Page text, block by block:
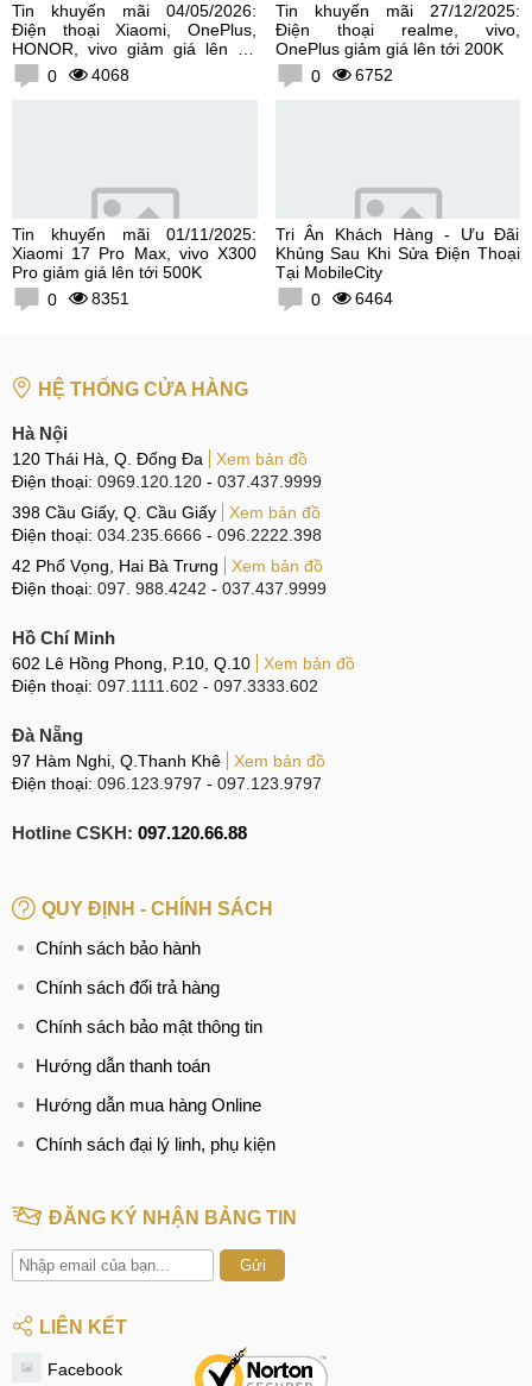
Tin khuyến mãi 04/05/2026:
Điện thoại Xiaomi, OnePlus,
HONOR, vivo giảm giá lên tới
300K0 4068
Tin khuyến mãi 27/12/2025:
Điện thoại realme, vivo,
OnePlus giảm giá lên tới 200K
0
6752
Tin khuyến mãi 01/11/2025:
Xiaomi 17 Pro Max, vivo X300
Pro giảm giá lên tới 500K
0
8351
Tri Ân Khách Hàng - Ưu Đãi
Khủng Sau Khi Sửa Điện Thoại
Tại MobileCity
0
6464
HỆ THỐNG CỬA HÀNG
Hà Nội
120 Thái Hà, Q. Đống Đa
Xem bản đồ
Điện thoại: 0969.120.120 - 037.437.9999
398 Cầu Giấy, Q. Cầu Giấy
Xem bản đồ
Điện thoại: 034.235.6666 - 096.2222.398
42 Phố Vọng, Hai Bà Trưng
Xem bản đồ
Điện thoại: 097. 988.4242 - 037.437.9999
Hồ Chí Minh
602 Lê Hồng Phong, P.10, Q.10
Xem bản đồ
Điện thoại: 097.1111.602 - 097.3333.602
Đà Nẵng
97 Hàm Nghi, Q.Thanh Khê
Xem bản đồ
Điện thoại: 096.123.9797 - 097.123.9797
Hotline CSKH: 097.120.66.88
QUY ĐỊNH - CHÍNH SÁCH
Chính sách bảo hành
Chính sách đổi trả hàng
Chính sách bảo mật thông tin
Hướng dẫn thanh toán
Hướng dẫn mua hàng Online
Chính sách đại lý linh, phụ kiện
ĐĂNG KÝ NHẬN BẢNG TIN
Gửi
LIÊN KẾT
Facebook